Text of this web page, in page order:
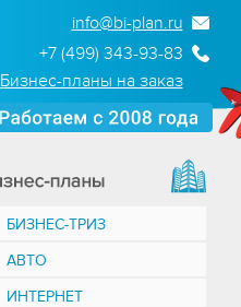
info@bi-plan.ru
+7 (499) 343-93-83
Бизнес-планы на заказ
БИЗНЕС-ТРИЗ
АВТО
ИНТЕРНЕТ